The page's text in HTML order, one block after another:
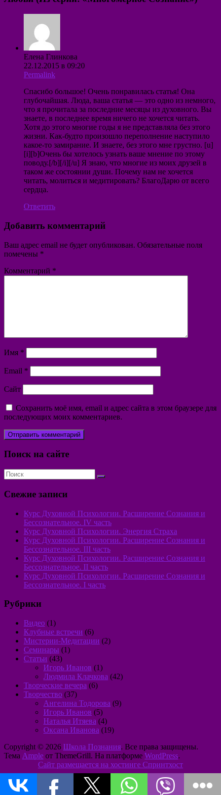
Елена Глинкова
22.12.2015 в 09:20
Permalink
Спасибо большое! Очень понравилась статья! Она
глубочайшая. Люда, ваша статья — это одно из немного,
что я прочитала за последние месяцы из духовного. Вы
знаете, в последнее время ничего не хочется читать.
Хотя до этого многие годы я не представляла без этого
жизни. Как-будто произошло переполнение наступило
какое-то замирание. И знаете, без этого мне грустно. [u]
[i][b]Очень бы хотелось узнать ваше мнение по этому
поводу.[/b][/i][/u] Я знаю, что многие из моих друзей в
таком же состоянии души. Почему нам не хочется
читать, молиться и медитировать? БлагоДарю от всего
сердца.
Ответить
Добавить комментарий
Ваш адрес email не будет опубликован. Обязательные поля
помечены *
Комментарий *
Имя *
Email *
Сайт
Сохранить моё имя, email и адрес сайта в этом браузере для
последующих моих комментариев.
Поиск на сайте
Свежие записи
Курс Духовной Психологии. Расширение Сознания и
Бессознательное. IV часть
Курс Духовной Психологии. Энергия Страха
Курс Духовной Психологии. Расширение Сознания и
Бессознательное. III часть
Курс Духовной Психологии. Расширение Сознания и
Бессознательное. II часть
Курс Духовной Психологии. Расширение Сознания и
Бессознательное. I часть
Рубрики
Видео (1)
Клубные встречи (6)
Мистерии-Медитации (2)
Семинары (1)
Статьи (43)
Игорь Иванов (1)
Людмила Клачкова (42)
Творческие вечера (6)
Творчество (37)
Ангелина Тодорова (9)
Игорь Иванов (5)
Наталья Итяева (4)
Оксана Иванова (19)
Copyright © 2026 Школа Познания. Все права защищены.
Тема Ample от ThemeGrill. На платформе WordPress.
Сайт размещается на хостинге Спринтхост